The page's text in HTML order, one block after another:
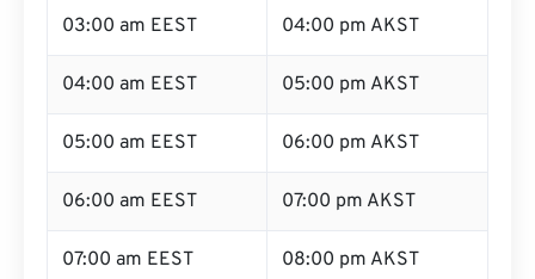
03:00 am EEST 04:00 pm AKST
04:00 am EEST 05:00 pm AKST
05:00 am EEST 06:00 pm AKST
06:00 am EEST 07:00 pm AKST
07:00 am EEST 08:00 pm AKST